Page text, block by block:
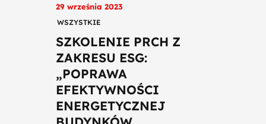
29 września 2023
WSZYSTKIE
SZKOLENIE PRCH Z
ZAKRESU ESG:
„POPRAWA
EFEKTYWNOŚCI
ENERGETYCZNEJ